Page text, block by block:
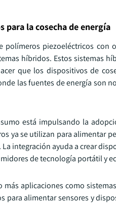
para la cosecha de energía
piezoeléctricos con
híbridos. Estos sistemas
que los dispositivos de
las fuentes de energía son
está impulsando la
ya se utilizan para alimentar
integración ayuda a crear
de tecnología portátil y
aplicaciones como
alimentar sensores y